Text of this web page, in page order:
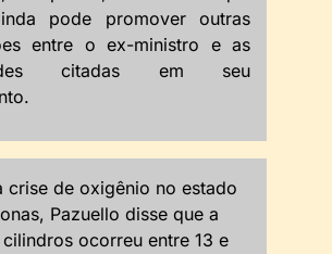
pode promover outras
entre o ex-ministro e as
citadas em seu
crise de oxigênio no estado
Pazuello disse que a
ocorreu entre 13 e